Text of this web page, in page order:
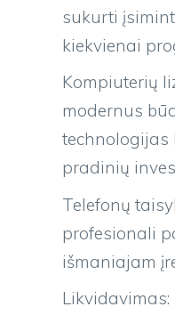
sukurti
kiekvienai
Kompiuterių
modernus
technologijas
pradinių
Telefonų
profesionali
išmaniajam